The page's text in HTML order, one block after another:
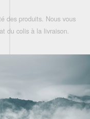
des produits. Nous vous
du colis à la livraison.